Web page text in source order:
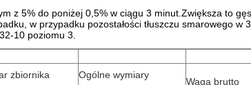
z 5% do poniżej 0,5% w ciągu 3 minut.Zwiększa to
w przypadku pozostałości tłuszczu smarowego w
10 poziomu 3.
zbiornika
Ogólne wymiary
Waga brutto